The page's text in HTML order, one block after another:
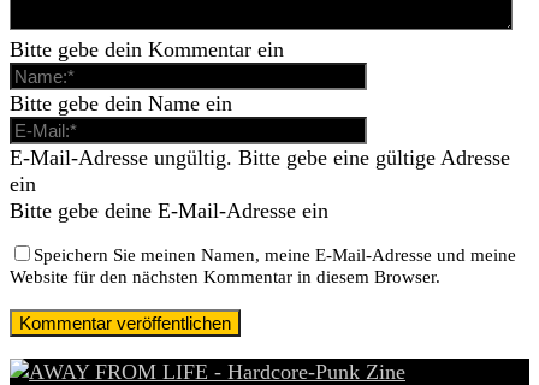
Bitte gebe dein Kommentar ein
Bitte gebe dein Name ein
E-Mail-Adresse ungültig. Bitte gebe eine gültige Adresse
ein
Bitte gebe deine E-Mail-Adresse ein
Speichern Sie meinen Namen, meine E-Mail-Adresse und meine
Website für den nächsten Kommentar in diesem Browser.